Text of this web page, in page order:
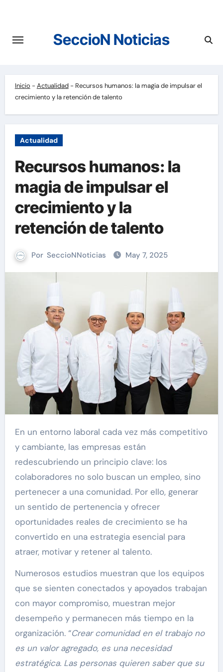
contenido
SeccioN Noticias
Inicio - Actualidad- Recursos humanos: la magia de impulsar el
crecimiento y la retención de talento
Actualidad
Recursos humanos: la
magia de impulsar el
crecimiento y la
retención de talento
Por SeccioNNoticias May 7, 2025
En un entorno laboral cada vez más competitivo
y cambiante, las empresas están
redescubriendo un principio clave: los
colaboradores no solo buscan un empleo, sino
pertenecer a una comunidad. Por ello, generar
un sentido de pertenencia y ofrecer
oportunidades reales de crecimiento se ha
convertido en una estrategia esencial para
atraer, motivar y retener al talento.
Numerosos estudios muestran que los equipos
que se sienten conectados y apoyados trabajan
con mayor compromiso, muestran mejor
desempeño y permanecen más tiempo en la
organización. “Crear comunidad en el trabajo no
es un valor agregado, es una necesidad
estratégica. Las personas quieren saber que su